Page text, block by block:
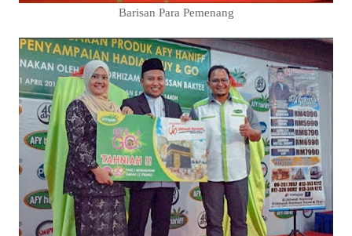
Barisan Para Pemenang